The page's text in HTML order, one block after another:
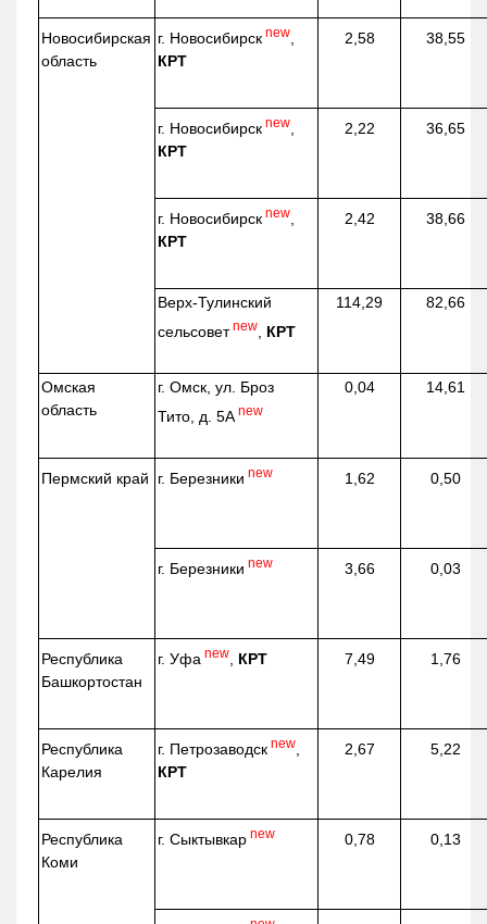
Новосибирская
область
г. Новосибирск new
КРТ
2,58 38,55
г. Новосибирск new
КРТ
2,22 36,65
г. Новосибирск new
КРТ
2,42 38,66
Верх-Тулинский
сельсовет new КРТ
114,29 82,66
Омская
область
г. Омск, ул. Броз
Тито, д. 5А new
0,04 14,61
Пермский край г. Березники new 1,62 0,50
г. Березники new 3,66 0,03
Республика
Башкортостан
г. Уфа new КРТ 7,49 1,76
Республика
Карелия
г. Петрозаводск new
КРТ
2,67 5,22
Республика
Коми
г. Сыктывкар new 0,78 0,13